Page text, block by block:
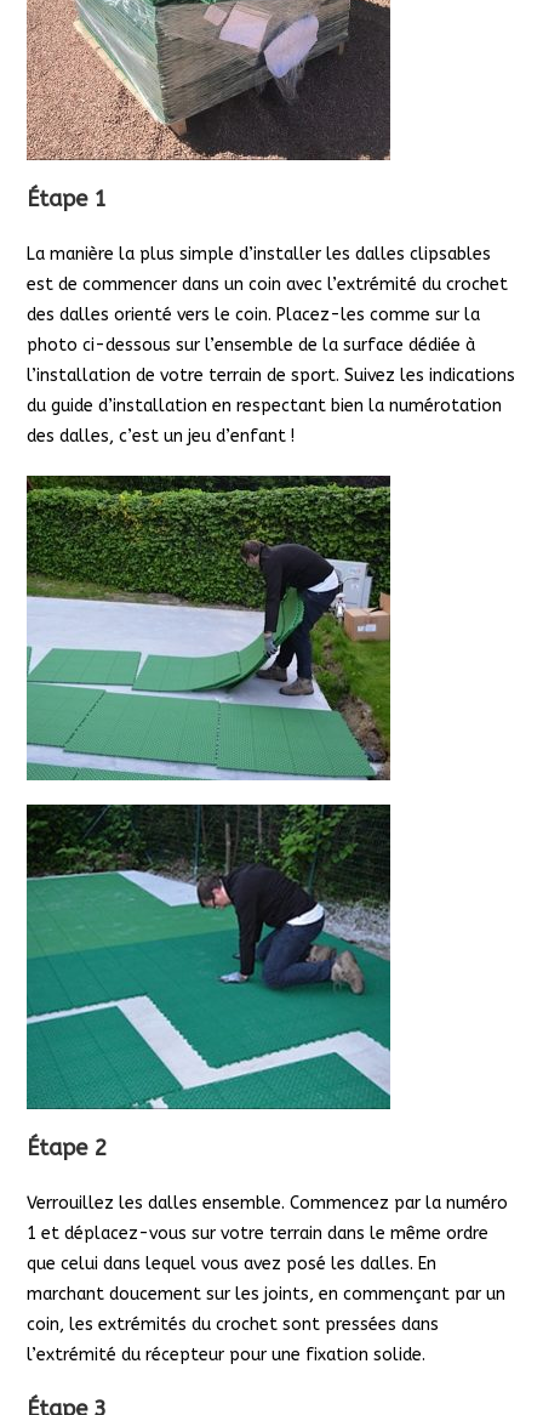
Étape 1
La manière la plus simple d’installer les dalles clipsables
est de commencer dans un coin avec l’extrémité du crochet
des dalles orienté vers le coin. Placez-les comme sur la
photo ci-dessous sur l’ensemble de la surface dédiée à
l’installation de votre terrain de sport. Suivez les indications
du guide d’installation en respectant bien la numérotation
des dalles, c’est un jeu d’enfant !
Étape 2
Verrouillez les dalles ensemble. Commencez par la numéro
1 et déplacez-vous sur votre terrain dans le même ordre
que celui dans lequel vous avez posé les dalles. En
marchant doucement sur les joints, en commençant par un
coin, les extrémités du crochet sont pressées dans
l’extrémité du récepteur pour une fixation solide.
Étape 3